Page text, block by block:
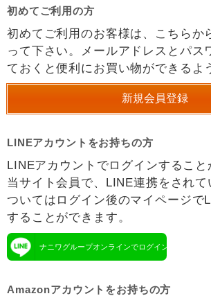
初めてご利用の方
初めてご利用のお客様は、こちらか
って下さい。メールアドレスとパス
ておくと便利にお買い物ができるよ
LINEアカウントをお持ちの方
LINEアカウントでログインすること
当サイト会員で、LINE連携をされて
ついてはログイン後のマイページで
することができます。
ナニワグループオンラインでログイン
Amazonアカウントをお持ちの方